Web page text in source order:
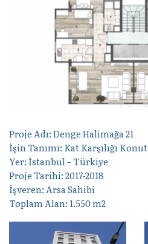
Proje Adı: Denge Halimağa 21
İşin Tanımı: Kat Karşılığı Konut
Yer: İstanbul – Türkiye
Proje Tarihi: 2017-2018
İşveren: Arsa Sahibi
Toplam Alan: 1.550 m2